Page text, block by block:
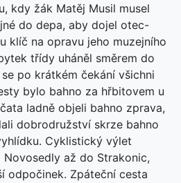
kdy žák Matěj Musil musel
do depa, aby dojel otec-
klíč na opravu jeho muzejního
třídy uháněl směrem do
po krátkém čekání všichni
bylo bahno za hřbitovem u
ladně objeli bahno zprava,
dobrodružství skrze bahno
Cyklistický výlet
až do Strakonic,
odpočinek. Zpáteční cesta